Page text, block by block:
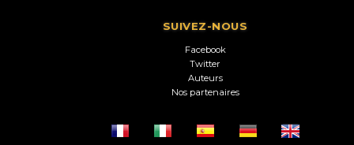
SUIVEZ-NOUS
Facebook
Twitter
Auteurs
Nos partenaires